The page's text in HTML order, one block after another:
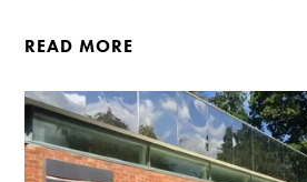
READ MORE